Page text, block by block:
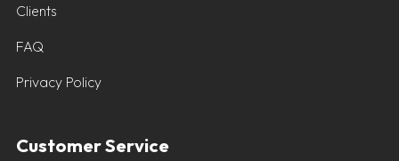
Clients
FAQ
Privacy Policy
Customer Service